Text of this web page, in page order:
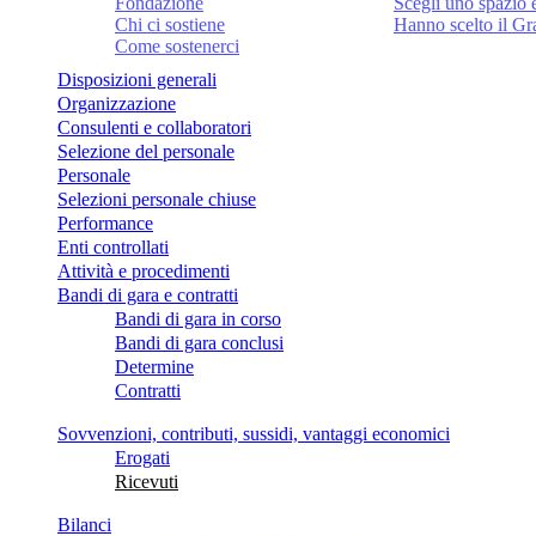
Chi ci sostiene
Come sostenerci
Hanno scelto il
Disposizioni generali
Organizzazione
Consulenti e collaboratori
Selezione del personale
Personale
Selezioni personale chiuse
Performance
Enti controllati
Attività e procedimenti
Bandi di gara e contratti
Bandi di gara in corso
Bandi di gara conclusi
Determine
Contratti
Sovvenzioni, contributi, sussidi, vantaggi economici
Erogati
Ricevuti
Bilanci